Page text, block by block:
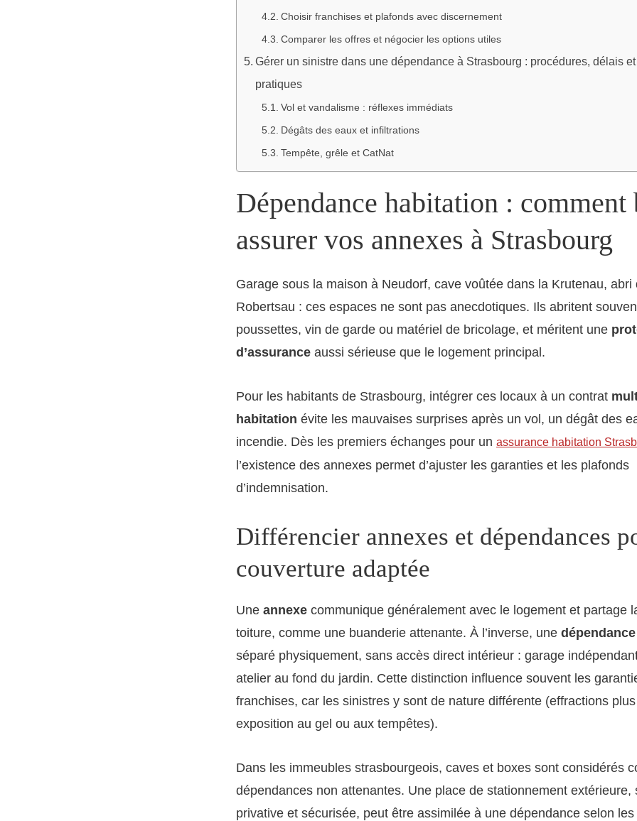
Choisir franchises et plafonds avec discernement
Comparer les offres et négocier les options utiles
Gérer un sinistre dans une dépendance à Strasbourg : procédures, délais
pratiques
Vol et vandalisme : réflexes immédiats
Dégâts des eaux et infiltrations
Tempête, grêle et CatNat
Dépendance habitation : comment
assurer vos annexes à Strasbourg
Garage sous la maison à Neudorf, cave voûtée dans la Krutenau, abri
Robertsau : ces espaces ne sont pas anecdotiques. Ils abritent
poussettes, vin de garde ou matériel de bricolage, et méritent une
d’assurance aussi sérieuse que le logement principal.
Pour les habitants de Strasbourg, intégrer ces locaux à un contrat
habitation évite les mauvaises surprises après un vol, un dégât des
incendie. Dès les premiers échanges pour un assurance habitation
l’existence des annexes permet d’ajuster les garanties et les plafonds
d’indemnisation.
Différencier annexes et dépendances
couverture adaptée
Une annexe communique généralement avec le logement et partage
toiture, comme une buanderie attenante. À l’inverse, une dépendance
séparé physiquement, sans accès direct intérieur : garage
atelier au fond du jardin. Cette distinction influence souvent les
franchises, car les sinistres y sont de nature différente (effractions
exposition au gel ou aux tempêtes).
Dans les immeubles strasbourgeois, caves et boxes sont considérés
dépendances non attenantes. Une place de stationnement extérieure,
privative et sécurisée, peut être assimilée à une dépendance selon